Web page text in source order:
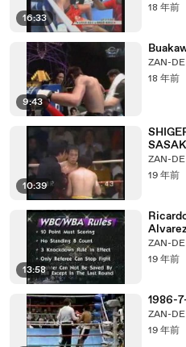
16:33
18 年前
9:43
ZAN-DE
18 年前
10:39
ZAN-DE
19 年前
13:58
ZAN-DE
19 年前
1986-
ZAN-DE
19 年前